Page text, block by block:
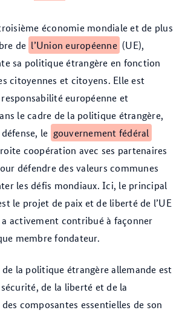
économie mondiale et de plus
de l’Union européenne (UE),
sa politique étrangère en fonction
citoyennes et citoyens. Elle est
européenne et
le cadre de la politique étrangère,
le gouvernement fédéral
coopération avec ses partenaires
défendre des valeurs communes
les défis mondiaux. Ici, le principal
le projet de paix et de liberté de l’UE
a activement contribué à façonner
membre fondateur.
la politique étrangère allemande est
de la liberté et de la
composantes essentielles de son